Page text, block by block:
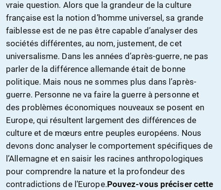
vraie question. Alors que la grandeur de la culture
française est la notion d’homme universel, sa grande
faiblesse est de ne pas être capable d’analyser des
sociétés différentes, au nom, justement, de cet
universalisme. Dans les années d’après-guerre, ne pas
parler de la différence allemande était de bonne
politique. Mais nous ne sommes plus dans l’après-
guerre. Personne ne va faire la guerre à personne et
des problèmes économiques nouveaux se posent en
Europe, qui résultent largement des différences de
culture et de mœurs entre peuples européens. Nous
devons donc analyser le comportement spécifiques de
l’Allemagne et en saisir les racines anthropologiques
pour comprendre la nature et la profondeur des
contradictions de l’Europe.Pouvez-vous préciser cette